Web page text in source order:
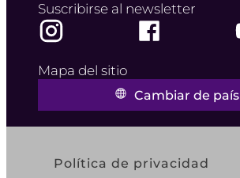
Suscribirse al newsletter
Mapa del sitio
Cambiar de país
Política de privacidad